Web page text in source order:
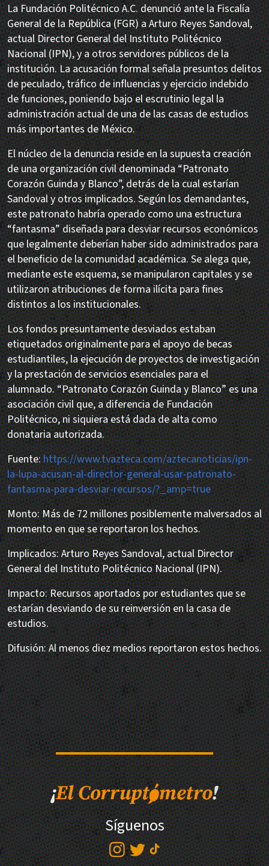
La Fundación Politécnico A.C. denunció ante la Fiscalía
General de la República (FGR) a Arturo Reyes Sandoval,
actual Director General del Instituto Politécnico
Nacional (IPN), y a otros servidores públicos de la
institución. La acusación formal señala presuntos delitos
de peculado, tráfico de influencias y ejercicio indebido
de funciones, poniendo bajo el escrutinio legal la
administración actual de una de las casas de estudios
más importantes de México.
El núcleo de la denuncia reside en la supuesta creación
de una organización civil denominada “Patronato
Corazón Guinda y Blanco”, detrás de la cual estarían
Sandoval y otros implicados. Según los demandantes,
este patronato habría operado como una estructura
“fantasma” diseñada para desviar recursos económicos
que legalmente deberían haber sido administrados para
el beneficio de la comunidad académica. Se alega que,
mediante este esquema, se manipularon capitales y se
utilizaron atribuciones de forma ilícita para fines
distintos a los institucionales.
Los fondos presuntamente desviados estaban
etiquetados originalmente para el apoyo de becas
estudiantiles, la ejecución de proyectos de investigación
y la prestación de servicios esenciales para el
alumnado. “Patronato Corazón Guinda y Blanco” es una
asociación civil que, a diferencia de Fundación
Politécnico, ni siquiera está dada de alta como
donataria autorizada.
Fuente:https://www.tvazteca.com/aztecanoticias/ipn-
la-lupa-acusan-al-director-general-usar-patronato-
fantasma-para-desviar-recursos/?_amp=true
Monto: Más de 72 millones posiblemente malversados al
momento en que se reportaron los hechos.
Implicados: Arturo Reyes Sandoval, actual Director
General del Instituto Politécnico Nacional (IPN).
Impacto: Recursos aportados por estudiantes que se
estarían desviando de su reinversión en la casa de
estudios.
Difusión: Al menos diez medios reportaron estos hechos.
Síguenos